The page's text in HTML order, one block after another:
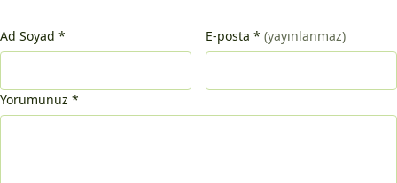
Ad Soyad * E-posta * (yayınlanmaz)
Yorumunuz *